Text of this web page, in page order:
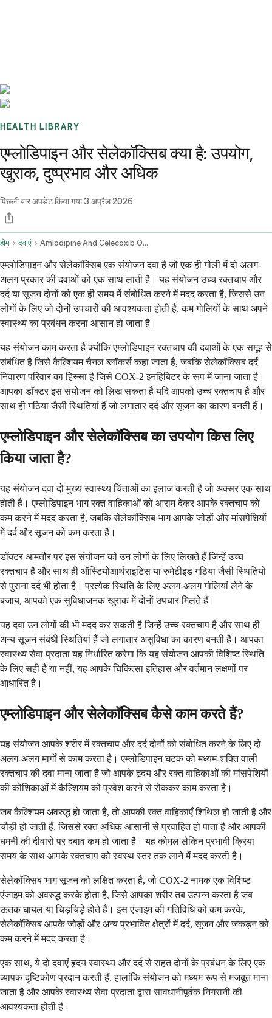
HEALTH LIBRARY
एम्लोडिपाइन और सेलेकॉक्सिब क्या है: उपयोग,
खुराक, दुष्प्रभाव और अधिक
पिछली बार अपडेट किया गया3 अप्रैल 2026
होम दवाएं Amlodipine And Celecoxib Oral Route
एम्लोडिपाइन और सेलेकॉक्सिब एक संयोजन दवा है जो एक ही गोली में दो अलग-
अलग प्रकार की दवाओं को एक साथ लाती है। यह संयोजन उच्च रक्तचाप और
दर्द या सूजन दोनों को एक ही समय में संबोधित करने में मदद करता है, जिससे उन
लोगों के लिए जो दोनों उपचारों की आवश्यकता होती है, कम गोलियों के साथ अपने
स्वास्थ्य का प्रबंधन करना आसान हो जाता है।
यह संयोजन काम करता है क्योंकि एम्लोडिपाइन रक्तचाप की दवाओं के एक समूह से
संबंधित है जिसे कैल्शियम चैनल ब्लॉकर्स कहा जाता है, जबकि सेलेकॉक्सिब दर्द
निवारण परिवार का हिस्सा है जिसे COX-2 इनहिबिटर के रूप में जाना जाता है।
आपका डॉक्टर इस संयोजन को लिख सकता है यदि आपको उच्च रक्तचाप है और
साथ ही गठिया जैसी स्थितियां हैं जो लगातार दर्द और सूजन का कारण बनती हैं।
एम्लोडिपाइन और सेलेकॉक्सिब का उपयोग किस लिए
किया जाता है?
यह संयोजन दवा दो मुख्य स्वास्थ्य चिंताओं का इलाज करती है जो अक्सर एक साथ
होती हैं। एम्लोडिपाइन भाग रक्त वाहिकाओं को आराम देकर आपके रक्तचाप को
कम करने में मदद करता है, जबकि सेलेकॉक्सिब भाग आपके जोड़ों और मांसपेशियों
में दर्द और सूजन को कम करता है।
डॉक्टर आमतौर पर इस संयोजन को उन लोगों के लिए लिखते हैं जिन्हें उच्च
रक्तचाप है और साथ ही ऑस्टियोआर्थराइटिस या रुमेटीइड गठिया जैसी स्थितियों
से पुराना दर्द भी होता है। प्रत्येक स्थिति के लिए अलग-अलग गोलियां लेने के
बजाय, आपको एक सुविधाजनक खुराक में दोनों उपचार मिलते हैं।
यह दवा उन लोगों की भी मदद कर सकती है जिन्हें उच्च रक्तचाप है और साथ ही
अन्य सूजन संबंधी स्थितियां हैं जो लगातार असुविधा का कारण बनती हैं। आपका
स्वास्थ्य सेवा प्रदाता यह निर्धारित करेगा कि यह संयोजन आपकी विशिष्ट स्थिति
के लिए सही है या नहीं, यह आपके चिकित्सा इतिहास और वर्तमान लक्षणों पर
आधारित है।
एम्लोडिपाइन और सेलेकॉक्सिब कैसे काम करते हैं?
यह संयोजन आपके शरीर में रक्तचाप और दर्द दोनों को संबोधित करने के लिए दो
अलग-अलग मार्गों से काम करता है। एम्लोडिपाइन घटक को मध्यम-शक्ति वाली
रक्तचाप की दवा माना जाता है जो आपके हृदय और रक्त वाहिकाओं की मांसपेशियों
की कोशिकाओं में कैल्शियम को प्रवेश करने से रोककर काम करता है।
जब कैल्शियम अवरुद्ध हो जाता है, तो आपकी रक्त वाहिकाएँ शिथिल हो जाती हैं और
चौड़ी हो जाती हैं, जिससे रक्त अधिक आसानी से प्रवाहित हो पाता है और आपकी
धमनी की दीवारों पर दबाव कम हो जाता है। यह कोमल लेकिन प्रभावी क्रिया
समय के साथ आपके रक्तचाप को स्वस्थ स्तर तक लाने में मदद करती है।
सेलेकॉक्सिब भाग सूजन को लक्षित करता है, जो COX-2 नामक एक विशिष्ट
एंजाइम को अवरुद्ध करके होता है, जिसे आपका शरीर तब उत्पन्न करता है जब
ऊतक घायल या चिड़चिड़े होते हैं। इस एंजाइम की गतिविधि को कम करके,
सेलेकॉक्सिब आपके जोड़ों और अन्य प्रभावित क्षेत्रों में दर्द, सूजन और जकड़न को
कम करने में मदद करता है।
एक साथ, ये दो दवाएं हृदय स्वास्थ्य और दर्द से राहत दोनों के प्रबंधन के लिए एक
व्यापक दृष्टिकोण प्रदान करती हैं, हालांकि संयोजन को मध्यम रूप से मजबूत माना
जाता है और आपके स्वास्थ्य सेवा प्रदाता द्वारा सावधानीपूर्वक निगरानी की
आवश्यकता होती है।